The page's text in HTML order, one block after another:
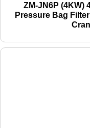
ZM-JN6P (4KW)
Pressure Bag